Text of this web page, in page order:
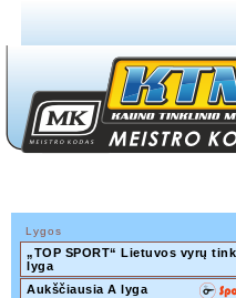
Lygos
„TOP SPORT“ Lietuvos vyrų
lyga
Aukščiausia A lyga